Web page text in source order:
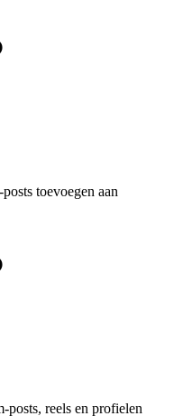
toevoegen aan
posts, reels en profielen